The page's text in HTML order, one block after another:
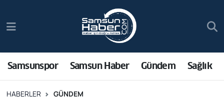
Samsunspor Samsun Haber Gündem Sağlık
HABERLER GÜNDEM
Samsun Haber
Sağlık
Trafik Durumu
Süper Lig Puan Durumu ve Fikstür